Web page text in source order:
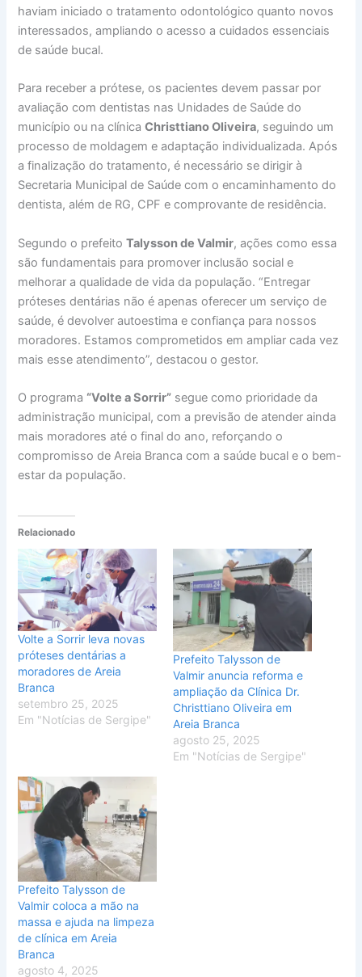
haviam iniciado o tratamento odontológico quanto novos
interessados, ampliando o acesso a cuidados essenciais
de saúde bucal.
Para receber a prótese, os pacientes devem passar por
avaliação com dentistas nas Unidades de Saúde do
município ou na clínicaChristtiano Oliveira, seguindo um
processo de moldagem e adaptação individualizada. Após
a finalização do tratamento, é necessário se dirigir à
Secretaria Municipal de Saúde com o encaminhamento do
dentista, além de RG, CPF e comprovante de residência.
Segundo o prefeitoTalysson de Valmir, ações como essa
são fundamentais para promover inclusão social e
melhorar a qualidade de vida da população. “Entregar
próteses dentárias não é apenas oferecer um serviço de
saúde, é devolver autoestima e confiança para nossos
moradores. Estamos comprometidos em ampliar cada vez
mais esse atendimento”, destacou o gestor.
O programa “Volte a Sorrir” segue como prioridade da
administração municipal, com a previsão de atender ainda
mais moradores até o final do ano, reforçando o
compromisso de Areia Branca com a saúde bucal e o bem-
estar da população.
Relacionado
Volte a Sorrir leva novas
próteses dentárias a
moradores de Areia
Branca
setembro 25, 2025
Em "Notícias de Sergipe"
Prefeito Talysson de
Valmir anuncia reforma e
ampliação da Clínica Dr.
Christtiano Oliveira em
Areia Branca
agosto 25, 2025
Em "Notícias de Sergipe"
Prefeito Talysson de
Valmir coloca a mão na
massa e ajuda na limpeza
de clínica em Areia
Branca
agosto 4, 2025